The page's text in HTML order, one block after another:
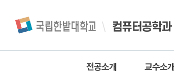
컴퓨터공학과
전공소개 교수소개